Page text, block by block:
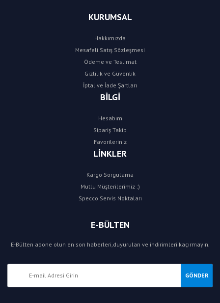
KURUMSAL
Hakkımızda
Mesafeli Satış Sözleşmesi
Ödeme ve Teslimat
Gizlilik ve Güvenlik
İptal ve İade Şartları
BİLGİ
Hesabım
Sipariş Takip
Favorileriniz
LİNKLER
Kargo Sorgulama
Mutlu Müşterilerimiz :)
Specco Servis Noktaları
E-BÜLTEN
E-Bülten abone olun en son haberleri,duyuruları ve indirimleri kaçırmayın.
GÖNDER